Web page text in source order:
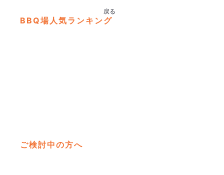
よくある質問 ブログ
戻る
BBQ場人気ランキング
ご検討中の方へ